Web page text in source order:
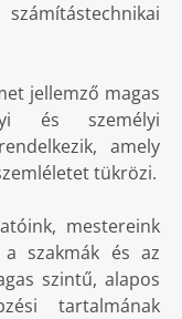
jellemző magas
és személyi
amely
tükrözi.
mestereink
a szakmák és az
szintű, alapos
tartalmának